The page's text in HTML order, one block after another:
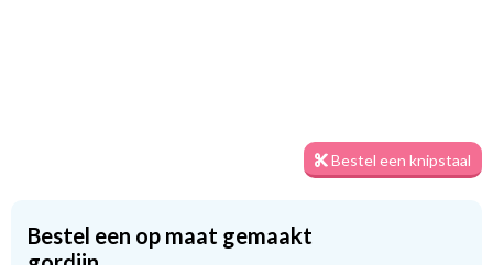
Twijfel je nog over de stof? Geen zorgen! Je kunt altijd eerst een
knipstaal bestellen om de textuur en kleur van de stof te
Bestel een knipstaal
Bestel een op maat gemaakt